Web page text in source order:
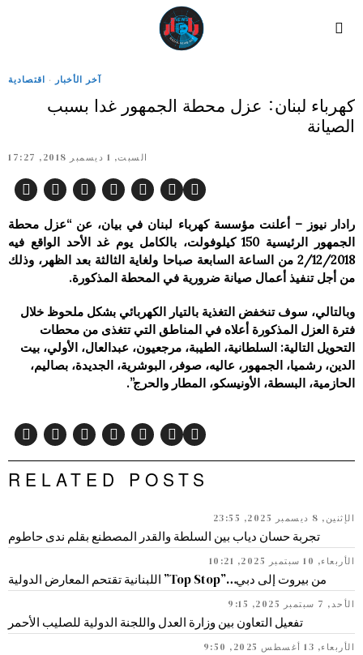
آخر الأخبار · اقتصادية
كهرباء لبنان: عزل محطة الجمهور غدا بسبب
الصيانة
السبت, 1 ديسمبر 2018, 17:27
رادار نيوز – أعلنت مؤسسة كهرباء لبنان في بيان، عن “عزل محطة
الجمهور الرئيسية 150 كيلوفولت، بالكامل يوم غد الأحد الواقع فيه
2/12/2018 من الساعة السابعة صباحا ولغاية الثالثة بعد الظهر، وذلك
من أجل تنفيذ أعمال صيانة ضرورية في المحطة المذكورة.
وبالتالي، سوف تنخفض التغذية بالتيار الكهربائي بشكل ملحوظ خلال
فترة العزل المذكورة أعلاه في المناطق التي تتغذى من محطات
التحويل التالية: السلطانية، الطيبة، مرجعيون، عبدالعال، الأولي، بيت
الدين، رشميا، الجمهور، عاليه، صوفر، البوشرية، الجديدة، بصاليم،
الحازمية، البسطة، الأونيسكو، المطار والحرج”.
RELATED POSTS
الإثنين, 8 ديسمبر 2025, 23:55
تجربة حسان دياب بين السلطة والقدر المصطنع بقلم ندى حاطوم
الأربعاء, 10 سبتمبر 2025, 10:21
من بيروت إلى دبي…”Top Stop” اللبنانية تقتحم المعارض الدولية
الأحد, 7 سبتمبر 2025, 9:15
تفعيل التعاون بين وزارة العدل واللجنة الدولية للصليب الأحمر
الأربعاء, 13 أغسطس 2025, 9:50